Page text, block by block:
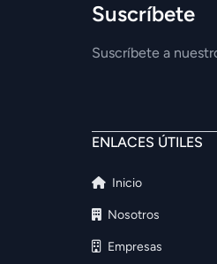
Suscríbete
Suscríbete a
ENLACES ÚTILES
Inicio
Nosotros
Empresas